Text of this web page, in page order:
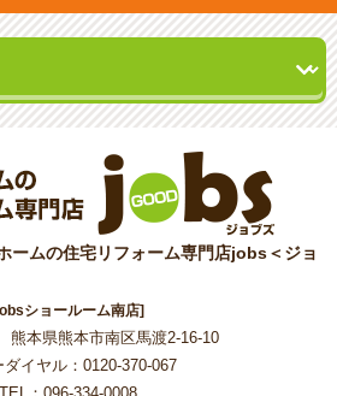
ームの住宅リフォーム専門店jobs＜ジョ
ショールーム南店]
本県熊本市南区馬渡2-16-10
ダイヤル：0120-370-067